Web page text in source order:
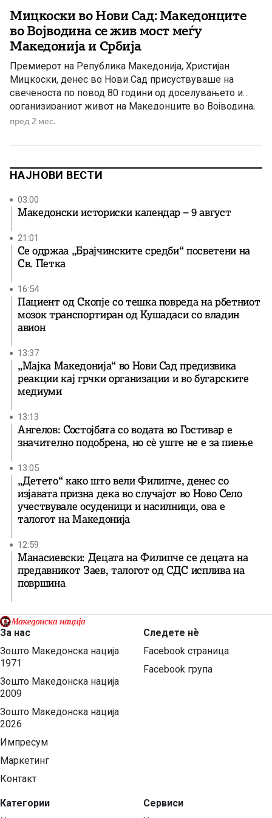
Мицкоски во Нови Сад: Македонците
во Војводина се жив мост меѓу
Македонија и Србија
Премиерот на Република Македонија, Христијан
Мицкоски, денес во Нови Сад присуствуваше на
свеченоста по повод 80 години од доселувањето и
организираниот живот на Македонците во Војводина,
испраќајќи силни пораки за зачувување на
од татковината. Во своето обраќање, Мицкоски
еден историски […]
пред 2 мес.
НАЈНОВИ ВЕСТИ
03:00
Македонски историски календар – 9 август
21:01
Се одржаа „Брајчинските средби“ посветени на
Св. Петка
16:54
Пациент од Скопје со тешка повреда на рбетниот
мозок транспортиран од Кушадаси со владин
авион
13:37
„Мајка Македонија“ во Нови Сад предизвика
реакции кај грчки организации и во бугарските
медиуми
13:13
Ангелов: Состојбата со водата во Гостивар е
значително подобрена, но сè уште не е за пиење
13:05
„Детето“ како што вели Филипче, денес со
изјавата призна дека во случајот во Ново Село
учествувале осуденици и насилници, ова е
талогот на Македонија
12:59
Манасиевски: Децата на Филипче се децата на
предавникот Заев, талогот од СДС исплива на
површина
За нас
Зошто Македонска нација
1971
Зошто Македонска нација
2009
Зошто Македонска нација
2026
Импресум
Маркетинг
Контакт
Категории
Следете нѐ
Facebook страница
Facebook група
Сервиси